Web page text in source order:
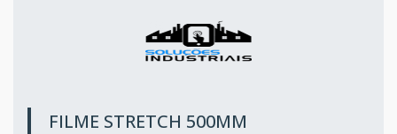
FILME STRETCH 500MM